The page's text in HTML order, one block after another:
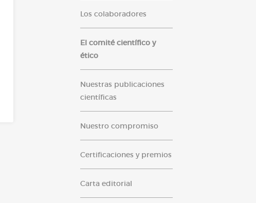
Los colaboradores
El comité científico y
ético
Nuestras publicaciones
científicas
Nuestro compromiso
Certificaciones y premios
Carta editorial